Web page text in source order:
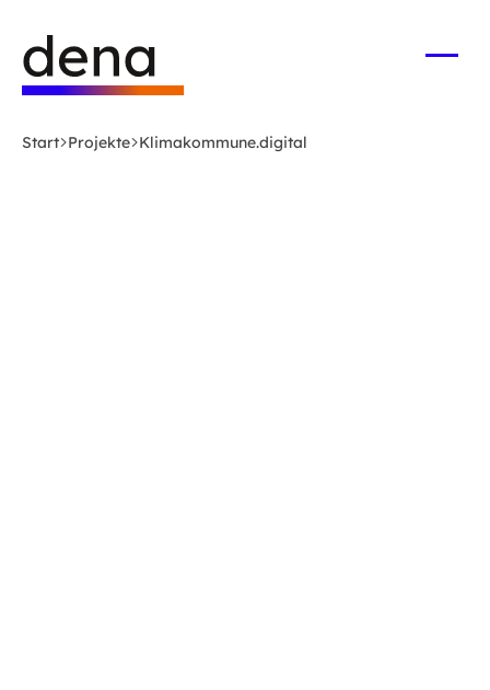
Hauptinhalt
springen
Deutsche
Energie-
Agentur
-
Start Projekte Klimakommune.digital